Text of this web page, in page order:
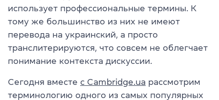
использует профессиональные термины. К
тому же большинство из них не имеют
перевода на украинский, а просто
транслитерируются, что совсем не облегчает
понимание контекста дискуссии.
Сегодня вместе с Cambridge.ua рассмотрим
терминологию одного из самых популярных